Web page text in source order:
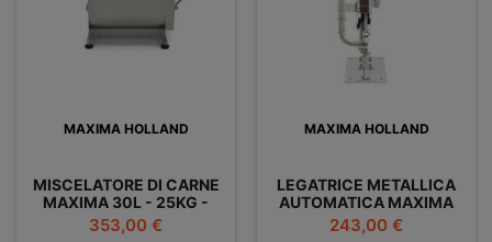
MAXIMA HOLLAND
MISCELATORE DI CARNE
MAXIMA 30L - 25KG -
DOPPIO
Prezzo
353,00 €
MAXIMA HOLLAND
LEGATRICE METALLICA
AUTOMATICA MAXIMA
Prezzo
243,00 €